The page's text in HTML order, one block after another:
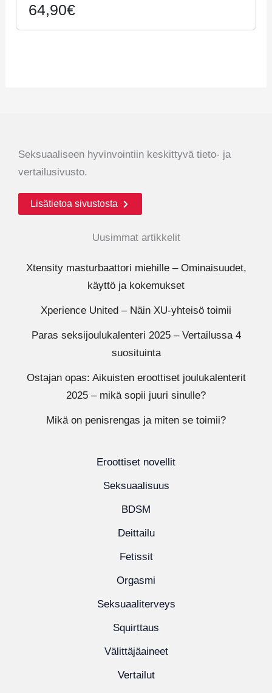
64,90€
Seksuaaliseen hyvinvointiin keskittyvä tieto- ja
vertailusivusto.
Lisätietoa sivustosta
Uusimmat artikkelit
Xtensity masturbaattori miehille – Ominaisuudet,
käyttö ja kokemukset
Xperience United – Näin XU-yhteisö toimii
Paras seksijoulukalenteri 2025 – Vertailussa 4
suosituinta
Ostajan opas: Aikuisten eroottiset joulukalenterit
2025 – mikä sopii juuri sinulle?
Mikä on penisrengas ja miten se toimii?
Eroottiset novellit
Seksuaalisuus
BDSM
Deittailu
Fetissit
Orgasmi
Seksuaaliterveys
Squirttaus
Välittäjäaineet
Vertailut